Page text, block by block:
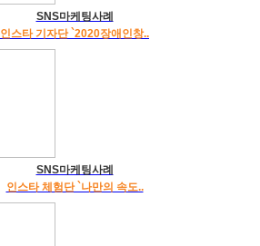
SNS마케팅사례
인스타 기자단 `2020장애인창..
SNS마케팅사례
인스타 체험단 `나만의 속도..